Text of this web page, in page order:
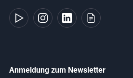
Anmeldung zum Newsletter